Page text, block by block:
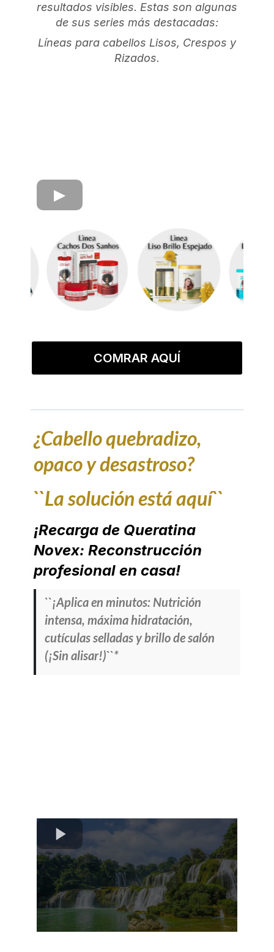
resultados visibles. Estas son algunas
de sus series más destacadas:
Líneas para cabellos Lisos, Crespos y
Rizados.
COMRAR AQUÍ
¿Cabello quebradizo,
opaco y desastroso?
``La solución está aquí``
¡Recarga de Queratina
Novex: Reconstrucción
profesional en casa!
``¡Aplica en minutos: Nutrición
intensa, máxima hidratación,
cutículas selladas y brillo de salón
(¡Sin alisar!)``*